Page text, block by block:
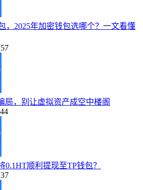
，2025年加密钱包选哪个？一文看懂
局，别让虚拟资产成空中楼阁
0.1HT顺利提现至TP钱包？